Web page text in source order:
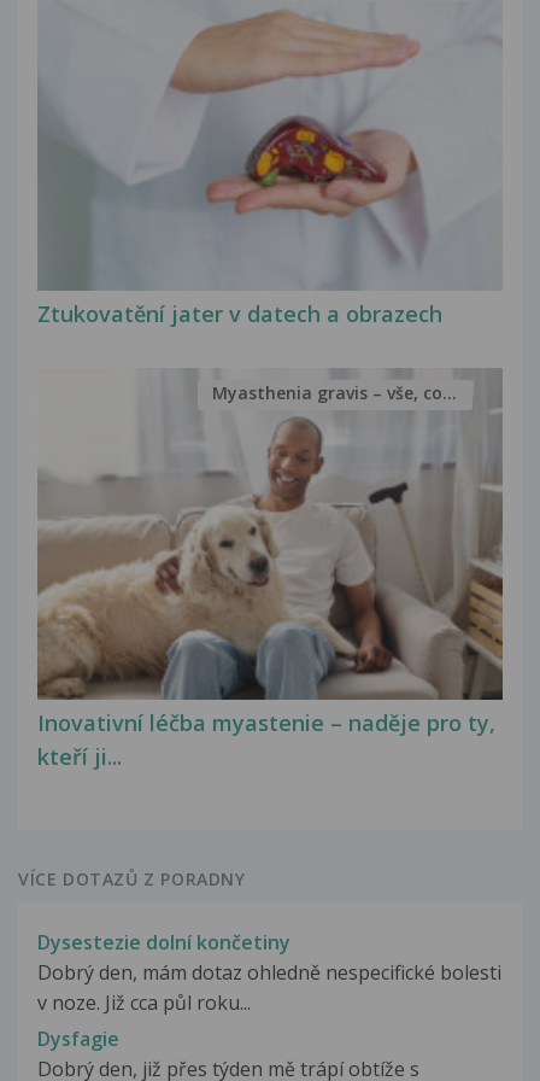
Ztukovatění jater v datech a obrazech
Inovativní léčba myastenie – naděje pro ty,
kteří ji...
Myasthenia gravis – vše, co...
VÍCE DOTAZŮ Z PORADNY
Dysestezie dolní končetiny
Dobrý den, mám dotaz ohledně nespecifické bolesti
v noze. Již cca půl roku...
Dysfagie
Dobrý den, již přes týden mě trápí obtíže s